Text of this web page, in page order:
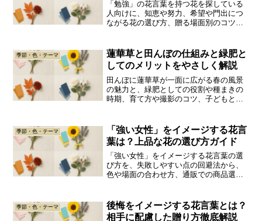
「勉強」の花言葉を持つ花を探している
人向けに、知恵や努力、希望や門出につ
ながる花の選び方、贈る場面別のコツ、
季節・色・テーマ
蓮華草と田んぼの仕組みと緑肥と
してのメリットをやさしく解説
田んぼに蓮華草が一面に広がる春の風景
の魅力と、緑肥としての役割や種まきの
時期、育て方や撮影のコツ、子どもと安
心者向けに失敗しにくいコツも網羅し、
じっくり学びたい人に最適です。
季節・色・テーマ
「強い女性」をイメージする花言
葉は？上品な花の選び方ガイド
「強い女性」をイメージする花言葉の選
び方を、失敗しやすい点の回避法から、
色や場面の合わせ方、通販での商品選
季節・色・テーマ
後悔をイメージする花言葉とは？
相手に配慮した贈り方徹底解説